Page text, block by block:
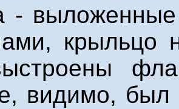
-
крыльцо
видимо, был